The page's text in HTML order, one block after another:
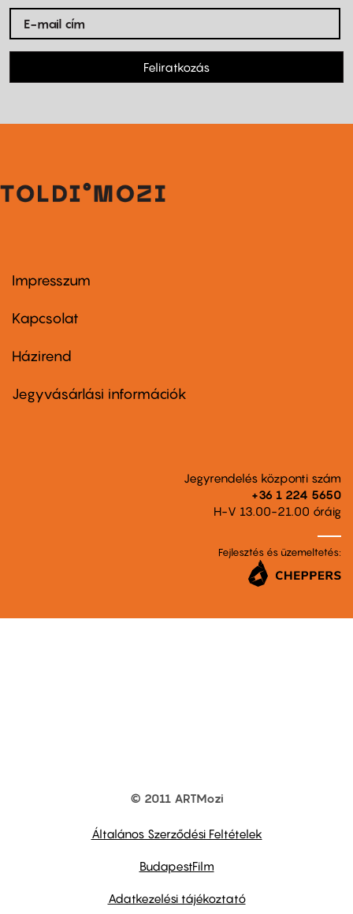
Feliratkozás
Footer
first
Impresszum
Kapcsolat
Footer
second
Házirend
Jegyvásárlási információk
Jegyrendelés központi szám
+36 1 224 5650
H-V 13.00-21.00 óráig
Fejlesztés és üzemeltetés:
© 2011 ARTMozi
Általános Szerződési Feltételek
BudapestFilm
Adatkezelési tájékoztató